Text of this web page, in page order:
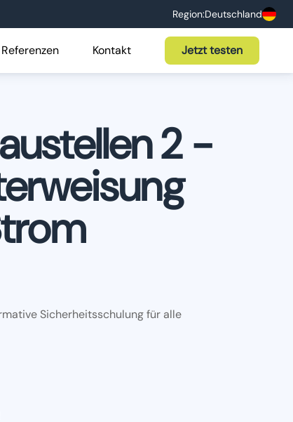
Region:Deutschland
Referenzen Kontakt Jetzt testen
2 -
Sicherheitsschulung für alle